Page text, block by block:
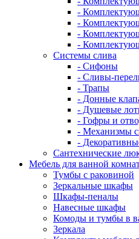
-
-
-
-
Системы слива
- Сифоны
- Сливы-
- Трапы
- Донные
- Душевые
- Гофры и
- Механизмы
-
Сантехнические
Мебель для ванной
Тумбы с раковиной
Зеркальные шкафы
Шкафы-пеналы
Навесные шкафы
Комоды и тумбы в
Зеркала